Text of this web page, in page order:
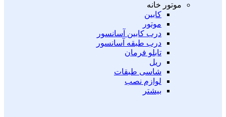
موتور خانه
کابین
موتور
درب کابین آسانسور
درب طبقه آسانسور
تابلو فرمان
ریل
شاسی طبقات
لوازم نصب
بیشتر